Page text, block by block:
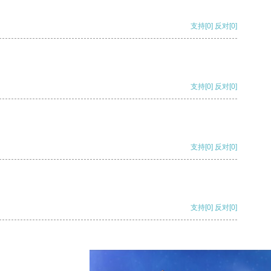
支持[0] 反对[0]
支持[0] 反对[0]
支持[0] 反对[0]
支持[0] 反对[0]